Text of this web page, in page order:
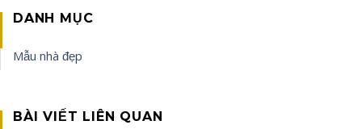
DANH MỤC
Mẫu nhà đẹp
BÀI VIẾT LIÊN QUAN